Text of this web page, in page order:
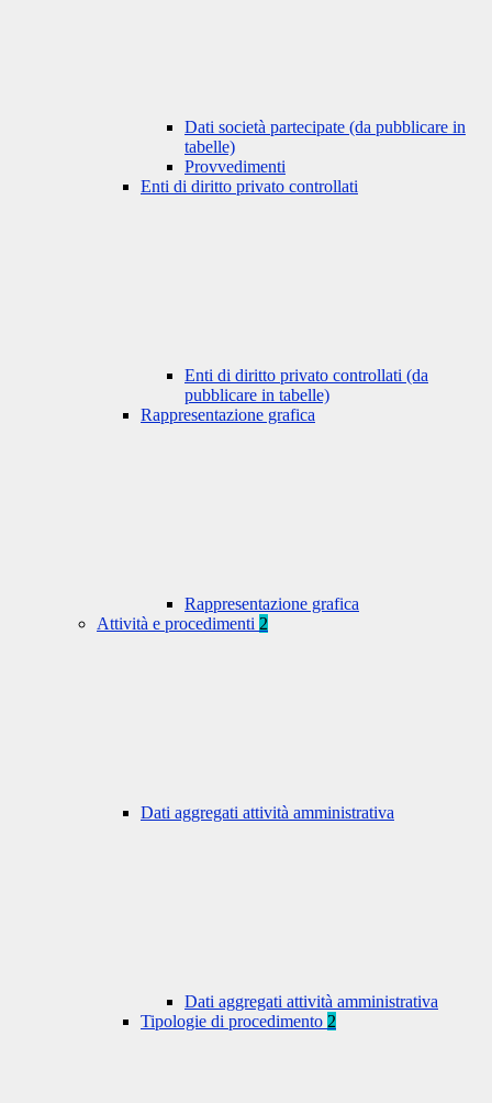
Dati società partecipate (da pubblicare in
tabelle)
Provvedimenti
Enti di diritto privato controllati
Enti di diritto privato controllati (da
pubblicare in tabelle)
Rappresentazione grafica
Rappresentazione grafica
Attività e procedimenti 2
Dati aggregati attività amministrativa
Dati aggregati attività amministrativa
Tipologie di procedimento 2